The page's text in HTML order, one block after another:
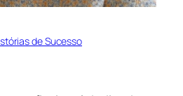
de Sucesso